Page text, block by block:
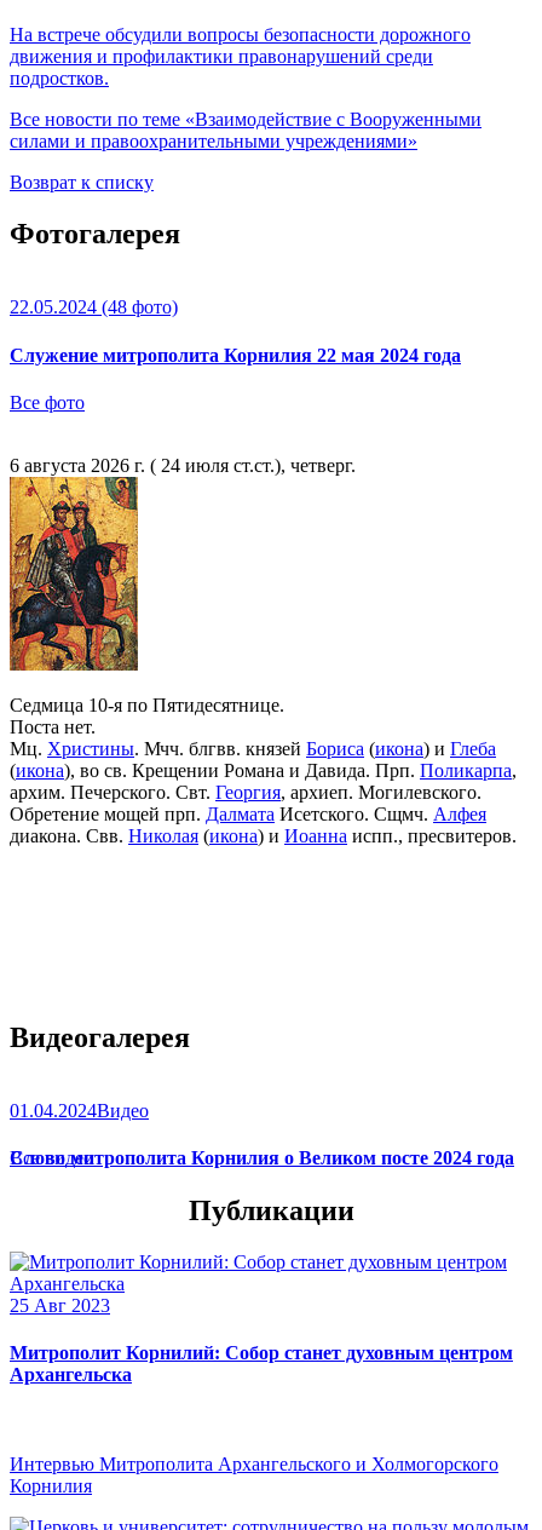
На встрече обсудили вопросы безопасности дорожного
движения и профилактики правонарушений среди
подростков.
Все новости по теме «Взаимодействие с Вооруженными
силами и правоохранительными учреждениями»
Возврат к списку
Фотогалерея
22.05.2024 (48 фото)
Служение митрополита Корнилия 22 мая 2024 года
Все фото
6 августа 2026 г. ( 24 июля ст.ст.), четверг.
Седмица 10-я по Пятидесятнице.
Поста нет.
Мц. Христины. Мчч. блгвв. князей Бориса (икона) и Глеба
(икона), во св. Крещении Романа и Давида. Прп. Поликарпа,
архим. Печерского. Свт. Георгия, архиеп. Могилевского.
Обретение мощей прп. Далмата Исетского. Сщмч. Алфея
диакона. Свв. Николая (икона) и Иоанна испп., пресвитеров.
Видеогалерея
01.04.2024Видео
Слово митрополита Корнилия о Великом посте 2024 года
Все видео
Публикации
25 Авг 2023
Митрополит Корнилий: Собор станет духовным центром
Архангельска
Интервью Митрополита Архангельского и Холмогорского
Корнилия